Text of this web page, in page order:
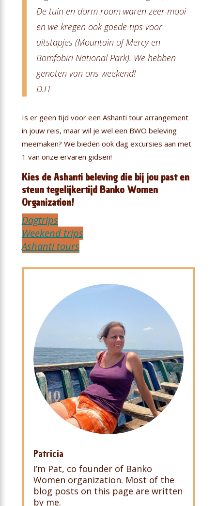
De tuin en dorm room waren zeer mooi
en we kregen ook goede tips voor
uitstapjes (Mountain of Mercy en
Bomfobiri National Park). We hebben
genoten van ons weekend!
D.H
Is er geen tijd voor een Ashanti tour arrangement
in jouw reis, maar wil je wel een BWO beleving
meemaken? We bieden ook dag excursies aan met
1 van onze ervaren gidsen!
Kies de Ashanti beleving die bij jou past en
steun tegelijkertijd Banko Women
Organization!
Dagtrips
Weekend trips
Ashanti tours
Patricia
I’m Pat, co founder of Banko
Women organization. Most of the
blog posts on this page are written
by me.